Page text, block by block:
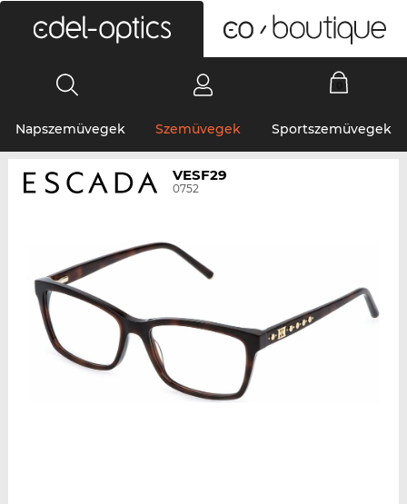
Napszemüvegek Szemüvegek Sportszemüvegek
VESF29
0752